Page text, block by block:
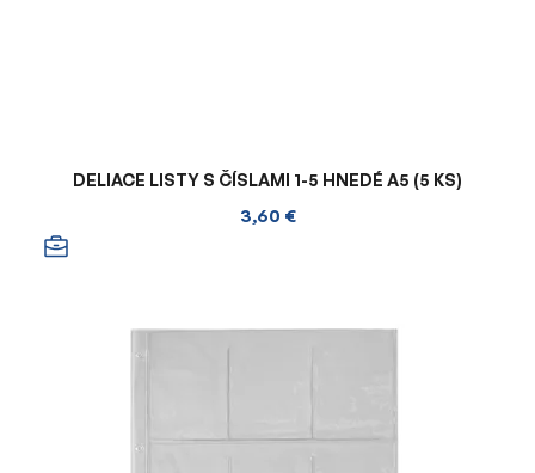
DELIACE LISTY S ČÍSLAMI 1-5 HNEDÉ A5 (5 KS)
3,60 €